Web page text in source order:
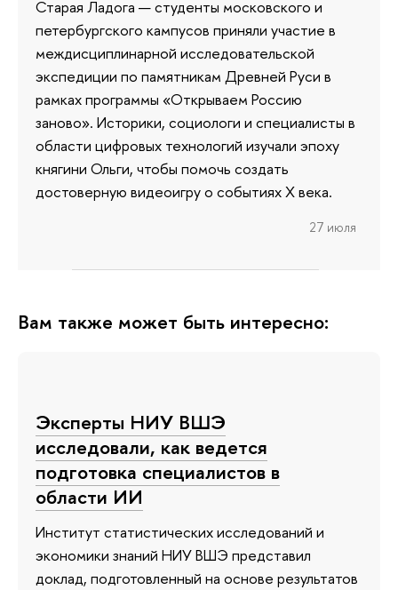
Старая Ладога — студенты московского и
петербургского кампусов приняли участие в
междисциплинарной исследовательской
экспедиции по памятникам Древней Руси в
рамках программы «Открываем Россию
заново». Историки, социологи и специалисты в
области цифровых технологий изучали эпоху
княгини Ольги, чтобы помочь создать
достоверную видеоигру о событиях X века.
27 июля
Вам также может быть интересно:
Эксперты НИУ ВШЭ
исследовали, как ведется
подготовка специалистов в
области ИИ
Институт статистических исследований и
экономики знаний НИУ ВШЭ представил
доклад, подготовленный на основе результатов